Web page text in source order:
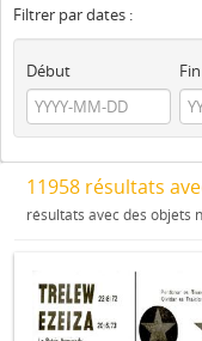
Filtrer par dates :
Début Fin
11958 résultats
résultats avec des objets